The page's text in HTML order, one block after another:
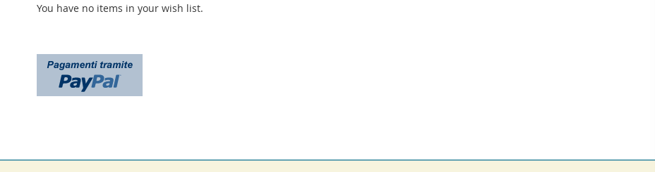
You have no items in your wish list.